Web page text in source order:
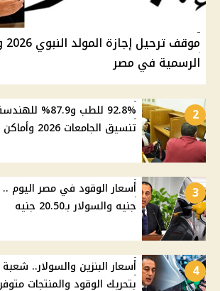
الرسمية في مصر
2
92.8% للطب
تنسيق الجامعات 2026 وأماكن المرحلة الثانية
3
جنيه والسولار بـ20.50 جنيه
4
أسعار البنزين والسولار.. شعبة
بتحريك الوقود والمنتجات متوفرة 24